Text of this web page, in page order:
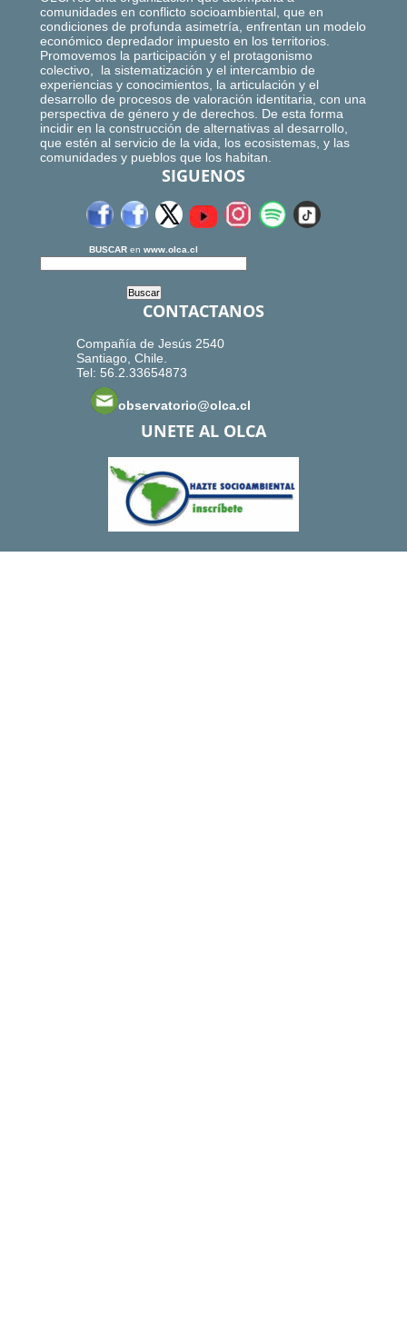
comunidades en conflicto socioambiental, que en
condiciones de profunda asimetría, enfrentan un modelo
económico depredador impuesto en los territorios.
Promovemos la participación y el protagonismo
colectivo, la sistematización y el intercambio de
experiencias y conocimientos, la articulación y el
desarrollo de procesos de valoración identitaria, con una
perspectiva de género y de derechos. De esta forma
incidir en la construcción de alternativas al desarrollo,
que estén al servicio de la vida, los ecosistemas, y las
comunidades y pueblos que los habitan.
SIGUENOS
BUSCAR en www.olca.cl
CONTACTANOS
Compañía de Jesús 2540
Santiago, Chile.
Tel: 56.2.33654873
observatorio@olca.cl
UNETE AL OLCA